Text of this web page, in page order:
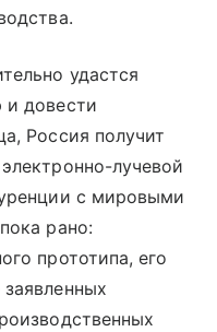
удастся
и довести
Россия получит
лучевой
с мировыми
рано:
прототипа, его